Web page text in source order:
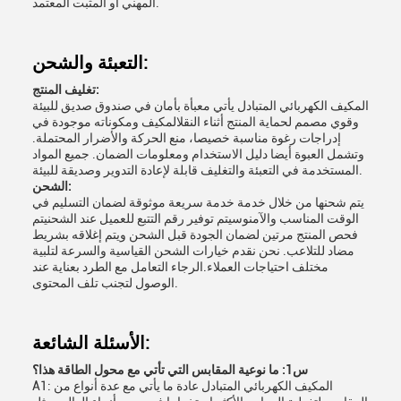
التعبئة والشحن:
تغليف المنتج:
المكيف الكهربائي المتبادل يأتي معبأة بأمان في صندوق صديق للبيئة
وقوي مصمم لحماية المنتج أثناء النقلالمكيف ومكوناته موجودة في
إدراجات رغوة مناسبة خصيصا، منع الحركة والأضرار المحتملة.
وتشمل العبوة أيضا دليل الاستخدام ومعلومات الضمان. جميع المواد
الشحن:
يتم شحنها من خلال خدمة خدمة سريعة موثوقة لضمان التسليم في
الوقت المناسب والآمنوسيتم توفير رقم التتبع للعميل عند الشحنيتم
فحص المنتج مرتين لضمان الجودة قبل الشحن ويتم إغلاقه بشريط
مضاد للتلاعب. نحن نقدم خيارات الشحن القياسية والسرعة لتلبية
مختلف احتياجات العملاء.الرجاء التعامل مع الطرد بعناية عند
الأسئلة الشائعة:
س1: ما نوعية المقابس التي تأتي مع محول الطاقة هذا؟
A1: المكيف الكهربائي المتبادل عادة ما يأتي مع عدة أنواع من